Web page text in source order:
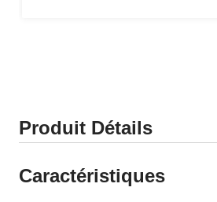
Produit Détails
Caractéristiques